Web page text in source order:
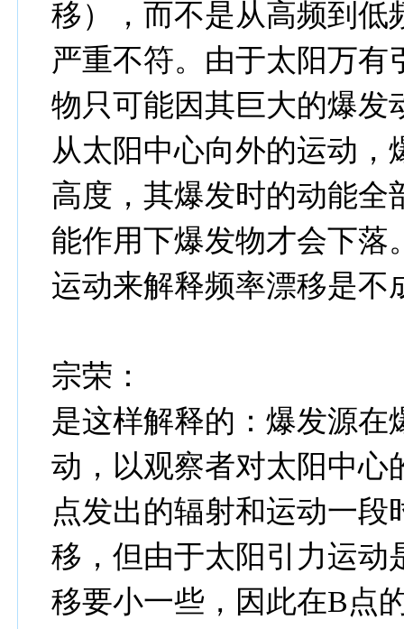
移），而不是从高频到低
严重不符。由于太阳万
物只可能因其巨大的爆发
从太阳中心向外的运动
高度，其爆发时的动能全
能作用下爆发物才会下落
运动来解释频率漂移是不
宗荣：
是这样解释的：爆发源在
动，以观察者对太阳中心
点发出的辐射和运动一
移，但由于太阳引力运动
移要小一些，因此在B点